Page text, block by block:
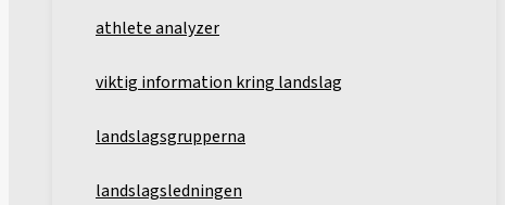
athlete analyzer
viktig information kring landslag
landslagsgrupperna
landslagsledningen